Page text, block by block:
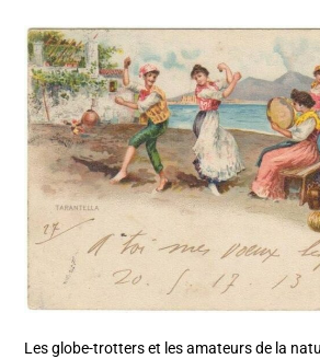
Les globe-trotters et les amateurs de la